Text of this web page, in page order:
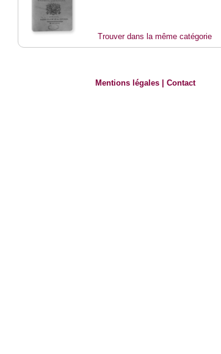
Trouver dans la même catégorie
Mentions légales |Contact